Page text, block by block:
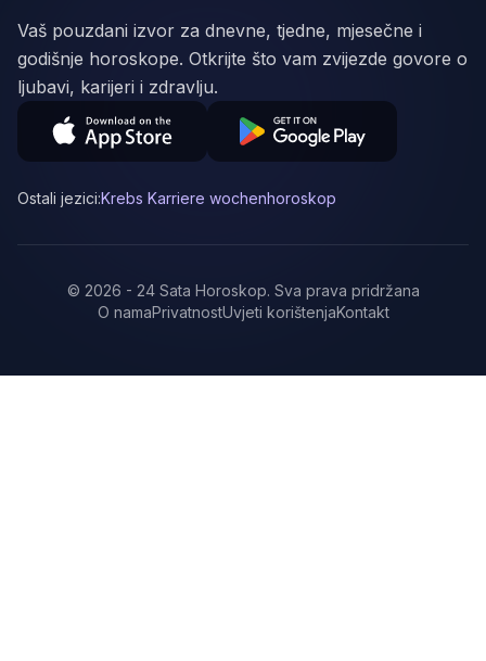
Vaš pouzdani izvor za dnevne, tjedne, mjesečne i
godišnje horoskope. Otkrijte što vam zvijezde govore o
ljubavi, karijeri i zdravlju.
Ostali jezici:Krebs Karriere wochenhoroskop
© 2026 - 24 Sata Horoskop. Sva prava pridržana
O namaPrivatnostUvjeti korištenjaKontakt